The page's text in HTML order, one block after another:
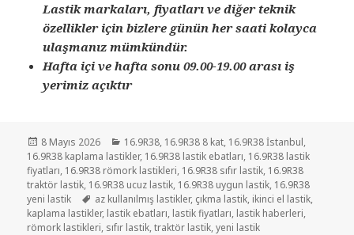
Lastik markaları, fiyatları ve diğer teknik
özellikler için bizlere günün her saati kolayca
ulaşmanız mümkündür.
Hafta içi ve hafta sonu 09.00-19.00 arası iş
yerimiz açıktır
Yayın
tarihi
8 Mayıs 2026 Kategoriler
16.9R38, 16.9R38 8 kat, 16.9R38 İstanbul,
16.9R38 kaplama lastikler, 16.9R38 lastik ebatları, 16.9R38 lastik
fiyatları, 16.9R38 römork lastikleri, 16.9R38 sıfır lastik, 16.9R38
traktör lastik, 16.9R38 ucuz lastik, 16.9R38 uygun lastik, 16.9R38
yeni lastik
Etiketler
az kullanılmış lastikler, çıkma lastik, ikinci el lastik,
kaplama lastikler, lastik ebatları, lastik fiyatları, lastik haberleri,
römork lastikleri, sıfır lastik,traktör lastik,yeni lastik